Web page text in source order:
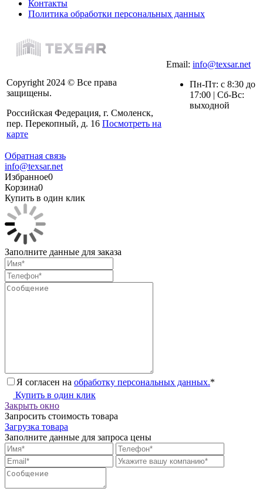
Контакты
Политика обработки персональных данных
Copyright 2024 © Все права
защищены.
Российская Федерация, г. Смоленск,
пер. Перекопный, д. 16 Посмотреть на
карте
Email: info@texsar.net
Пн-Пт: с 8:30 до
17:00 | Сб-Вс:
выходной
Обратная связь
info@texsar.net
Избранное0
Корзина0
Купить в один клик
Заполните данные для заказа
Я согласен на обработку персональных данных.*
Купить в один клик
Закрыть окно
Запросить стоимость товара
Загрузка товара
Заполните данные для запроса цены